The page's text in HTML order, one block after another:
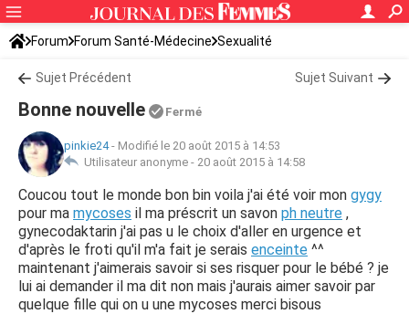
Forum Forum Santé-Médecine Sexualité
Sujet Précédent Sujet Suivant
Bonne nouvelle Fermé
pinkie24- Modifié le 20 août 2015 à 14:53
Utilisateur anonyme - 20 août 2015 à 14:58
Coucou tout le monde bon bin voila j'ai été voir mon gygy
pour ma mycoses il ma préscrit un savon ph neutre ,
gynecodaktarin j'ai pas u le choix d'aller en urgence et
d'après le froti qu'il m'a fait je serais enceinte ^^
maintenant j'aimerais savoir si ses risquer pour le bébé ? je
lui ai demander il ma dit non mais j'aurais aimer savoir par
quelque fille qui on u une mycoses merci bisous